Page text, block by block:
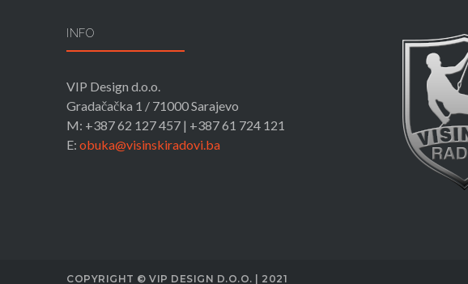
INFO
VIP Design d.o.o.
Gradačačka 1 / 71000 Sarajevo
M: +387 62 127 457 | +387 61 724 121
E: obuka@visinskiradovi.ba
COPYRIGHT © VIP DESIGN D.O.O. | 2021